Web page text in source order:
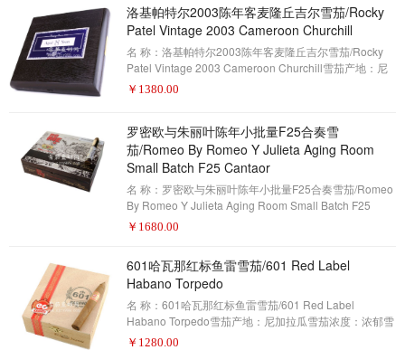
著名的是在尼加拉瓜的C.L.E.普列托，一种由宽叶覆盖的
雪茄。对于那些熟悉Eiroa的人来说，这可能有点让人吃
惊，但在Prieto中竟
洛基帕特尔2003陈年客麦隆丘吉尔雪茄/Rocky
Patel Vintage 2003 Cameroon Churchill
名 称：洛基帕特尔2003陈年客麦隆丘吉尔雪茄/Rocky
Patel Vintage 2003 Cameroon Churchill雪茄产地：尼
加拉瓜雪茄浓度：中等雪茄形状：丘吉尔雪茄尺寸：7 x
牌拥有喀麦隆包装。它现在变得非常昂贵，难以获得，
今天种植的高质量喀麦隆包装的，大部分都是在种植之
前购买的。 这些障碍并没有阻止洛基帕特尔创建他的同
名品牌：洛基帕特尔2003陈年
￥ 1380.00
罗密欧与朱丽叶陈年小批量F25合奏雪
茄/Romeo By Romeo Y Julieta Aging Room
Small Batch F25 Cantaor
名 称：罗密欧与朱丽叶陈年小批量F25合奏雪茄/Romeo
By Romeo Y Julieta Aging Room Small Batch F25
Cantaor雪茄产地：多米尼加共和国雪茄浓度：中等雪茄
(评分93分)当他们发布罗密欧与朱丽叶陈年小批量F25合
奏雪茄。这个明星交叉的品牌是拉斐尔·诺达尔(拉斐尔·诺
达尔(Rafael Nodal)和雪茄巨头阿塔迪斯(Alta
￥ 1680.00
601哈瓦那红标鱼雷雪茄/601 Red Label
Habano Torpedo
名 称：601哈瓦那红标鱼雷雪茄/601 Red Label
Habano Torpedo雪茄产地：尼加拉瓜雪茄浓度：浓郁雪
茄形状：鱼雷雪茄尺寸：6 1/8 x 52包装数量：20制作方
￥ 1280.00